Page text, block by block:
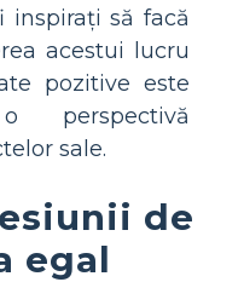
inspirați să facă
acestui lucru
pozitive este
perspectivă
sale.
de
egal